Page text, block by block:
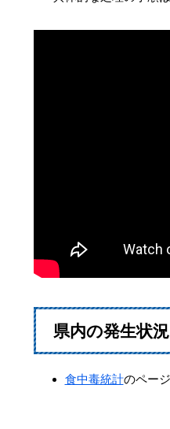
県内の発生状況
食中毒統計のペー